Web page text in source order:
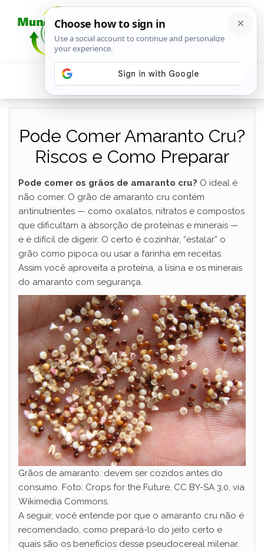
Pode Comer Amaranto Cru?
Riscos e Como Preparar
Pode comer os grãos de amaranto cru? O ideal é
não comer. O grão de amaranto cru contém
antinutrientes — como oxalatos, nitratos e compostos
que dificultam a absorção de proteínas e minerais —
e é difícil de digerir. O certo é cozinhar, “estalar” o
grão como pipoca ou usar a farinha em receitas.
Assim você aproveita a proteína, a lisina e os minerais
do amaranto com segurança.
Grãos de amaranto: devem ser cozidos antes do
consumo. Foto: Crops for the Future, CC BY-SA 3.0, via
Wikimedia Commons.
A seguir, você entende por que o amaranto cru não é
recomendado, como prepará-lo do jeito certo e
quais são os benefícios desse pseudocereal milenar.